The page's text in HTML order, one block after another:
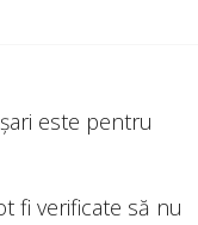
este pentru
fi verificate să nu